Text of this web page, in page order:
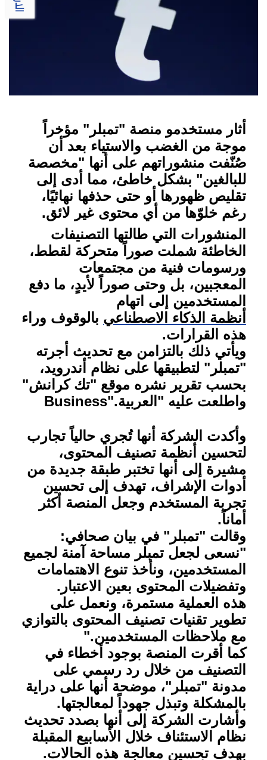
أثار مستخدمو منصة "تمبلر" مؤخراً
موجة من الغضب والاستياء بعد أن
صُنّفت منشوراتهم على أنها "مخصصة
للبالغين" بشكل خاطئ، مما أدى إلى
تقليص ظهورها أو حتى حذفها نهائيًا،
رغم خلوّها من أي محتوى غير لائق.
المنشورات التي طالتها التصنيفات
الخاطئة شملت صوراً متحركة لقطط،
ورسومات فنية من مجتمعات
المعجبين، بل وحتى صوراً لأيدٍ، ما دفع
المستخدمين إلى اتهام
أنظمة الذكاء الاصطناعي بالوقوف وراء
هذه القرارات.
ويأتي ذلك بالتزامن مع تحديث أجرته
"تمبلر" لتطبيقها على نظام أندرويد،
بحسب تقرير نشره موقع "تك كرانش"
واطلعت عليه "العربيةBusiness".
وأكدت الشركة أنها تُجري حالياً تجارب
لتحسين أنظمة تصنيف المحتوى،
مشيرة إلى أنها تختبر طبقة جديدة من
أدوات الإشراف، تهدف إلى تحسين
تجربة المستخدم وجعل المنصة أكثر
أماناً.
وقالت "تمبلر" في بيان صحافي:
"نسعى لجعل تمبلر مساحة آمنة لجميع
المستخدمين، ونأخذ تنوع الاهتمامات
وتفضيلات المحتوى بعين الاعتبار .
هذه العملية مستمرة، ونعمل على
تطوير تقنيات تصنيف المحتوى بالتوازي
مع ملاحظات المستخدمين".
كما أقرت المنصة بوجود أخطاء في
التصنيف من خلال رد رسمي على
مدونة "تمبلر"، موضحة أنها على دراية
بالمشكلة وتبذل جهوداً لمعالجتها.
وأشارت الشركة إلى أنها بصدد تحديث
نظام الاستئناف خلال الأسابيع المقبلة
بهدف تحسين معالجة هذه الحالات.